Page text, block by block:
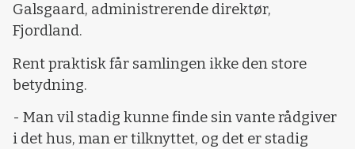
Galsgaard, administrerende direktør,
Fjordland.
Rent praktisk får samlingen ikke den store
betydning.
- Man vil stadig kunne finde sin vante rådgiver
i det hus, man er tilknyttet, og det er stadig